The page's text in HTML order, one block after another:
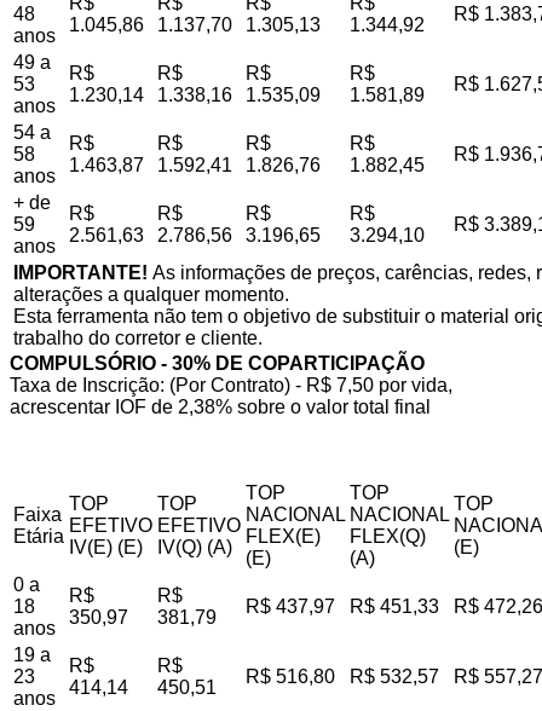
48
anos
1.045,86
1.137,70
1.305,13
1.344,92
R$
49 a
53
anos
R$
1.230,14
R$
1.338,16
R$
1.535,09
R$
1.581,89
R$
54 a
58
anos
R$
1.463,87
R$
1.592,41
R$
1.826,76
R$
1.882,45
R$
+ de
59
anos
R$
2.561,63
R$
2.786,56
R$
3.196,65
R$
3.294,10
R$
IMPORTANTE! As informações de preços, carências,
alterações a qualquer momento.
Esta ferramenta não tem o objetivo de substituir o material
trabalho do corretor e cliente.
COMPULSÓRIO - 30% DE COPARTICIPAÇÃO
Taxa de Inscrição: (Por Contrato) - R$ 7,50 por vida,
acrescentar IOF de 2,38% sobre o valor total final
Faixa
Etária
TOP
EFETIVO
IV(E) (E)
TOP
EFETIVO
IV(Q) (A)
TOP
NACIONAL
FLEX(E)
(E)
TOP
NACIONAL
FLEX(Q)
(A)
TOP
(E)
0 a
18
anos
R$
350,97
R$
381,79
R$ 437,97 R$ 451,33 R$ 472,26
19 a
23
anos
R$
414,14
R$
450,51
R$ 516,80 R$ 532,57 R$ 557,27